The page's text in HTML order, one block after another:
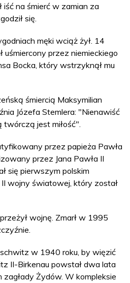
iść na śmierć w zamian za
się.
męki wciąż żył. 14
uśmiercony przez niemieckiego
Bocka, który wstrzyknął mu
śmiercią Maksymilian
Józefa Stemlera: "Nienawiść
twórczą jest miłość".
przez papieża Pawła
przez Jana Pawła II
się pierwszym polskim
wojny światowej, który został
wojnę. Zmarł w 1995
w 1940 roku, by więzić
II-Birkenau powstał dwa lata
zagłady Żydów. W kompleksie